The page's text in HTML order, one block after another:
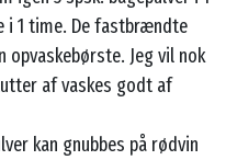
i 1 time. De fastbrændte
opvaskebørste. Jeg vil nok
af vaskes godt af
kan gnubbes på rødvin